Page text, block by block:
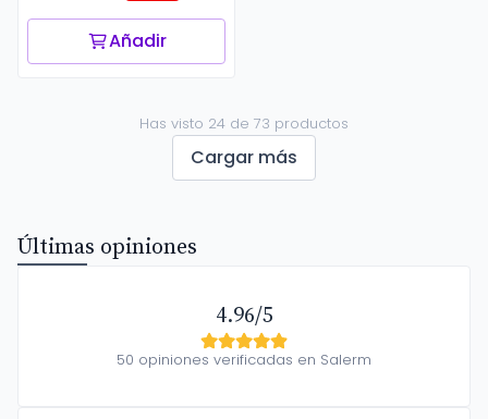
Añadir
Has visto 24 de 73 productos
Cargar más
Últimas opiniones
4.96/5
50 opiniones verificadas en Salerm